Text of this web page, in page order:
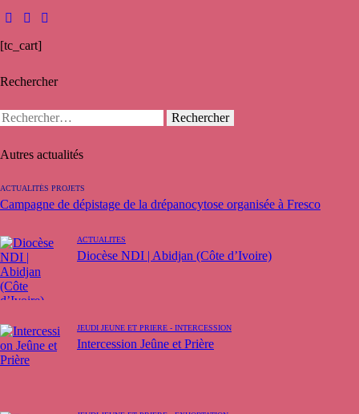
[tc_cart]
Rechercher
Autres actualités
ACTUALITÉS PROJETS
Campagne de dépistage de la drépanocytose organisée à Fresco
ACTUALITÉS
Diocèse NDI | Abidjan (Côte d’Ivoire)
JEUDI JEUNE ET PRIÈRE - INTERCESSION
Intercession Jeûne et Prière